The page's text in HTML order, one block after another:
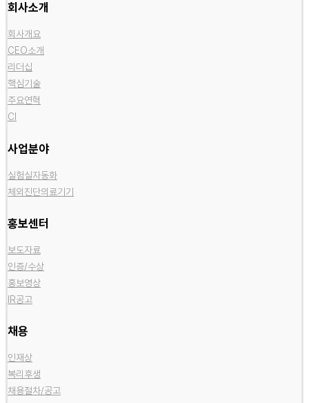
회사소개
회사개요
CEO소개
리더십
핵심기술
주요연혁
CI
사업분야
실험실자동화
체외진단의료기기
홍보센터
보도자료
인증/수상
홍보영상
IR공고
채용
인재상
복리후생
채용절차/공고